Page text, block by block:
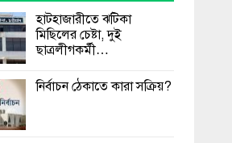
হাটহাজারীতে ঝটিকা
মিছিলের চেষ্টা, দুই
ছাত্রলীগকর্মী…
নির্বাচন ঠেকাতে কারা সক্রিয়?